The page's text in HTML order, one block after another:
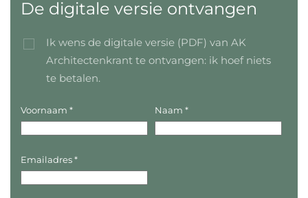
De digitale versie ontvangen
Ik wens de digitale versie (PDF) van AK
Architectenkrant te ontvangen: ik hoef niets
te betalen.
Voornaam * Naam *
Emailadres*